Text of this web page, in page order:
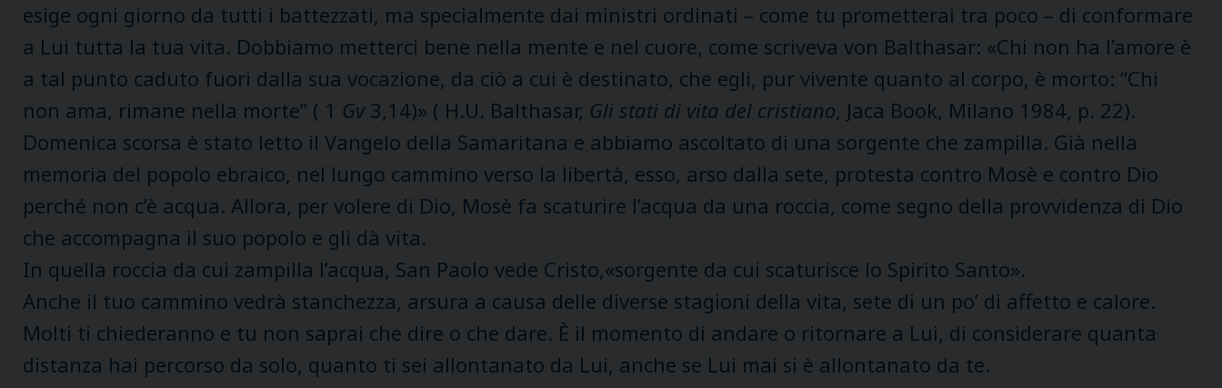
esige ogni giorno da tutti i battezzati, ma specialmente dai ministri ordinati – come tu prometterai tra poco – di conformare
a Lui tutta la tua vita. Dobbiamo metterci bene nella mente e nel cuore, come scriveva von Balthasar: «Chi non ha l’amore è
a tal punto caduto fuori dalla sua vocazione, da ciò a cui è destinato, che egli, pur vivente quanto al corpo, è morto: “Chi
non ama, rimane nella morte” ( 1 Gv3,14)» ( H.U. Balthasar, Gli stati di vita del cristiano, Jaca Book, Milano 1984, p. 22).
Domenica scorsa è stato letto il Vangelo della Samaritana e abbiamo ascoltato di una sorgente che zampilla. Già nella
memoria del popolo ebraico, nel lungo cammino verso la libertà, esso, arso dalla sete, protesta contro Mosè e contro Dio
perché non c’è acqua. Allora, per volere di Dio, Mosè fa scaturire l’acqua da una roccia, come segno della provvidenza di Dio
che accompagna il suo popolo e gli dà vita.
In quella roccia da cui zampilla l’acqua, San Paolo vede Cristo,«sorgente da cui scaturisce lo Spirito Santo».
Anche il tuo cammino vedrà stanchezza, arsura a causa delle diverse stagioni della vita, sete di un po’ di affetto e calore.
Molti ti chiederanno e tu non saprai che dire o che dare. È il momento di andare o ritornare a Lui, di considerare quanta
distanza hai percorso da solo, quanto ti sei allontanato da Lui, anche se Lui mai si è allontanato da te.